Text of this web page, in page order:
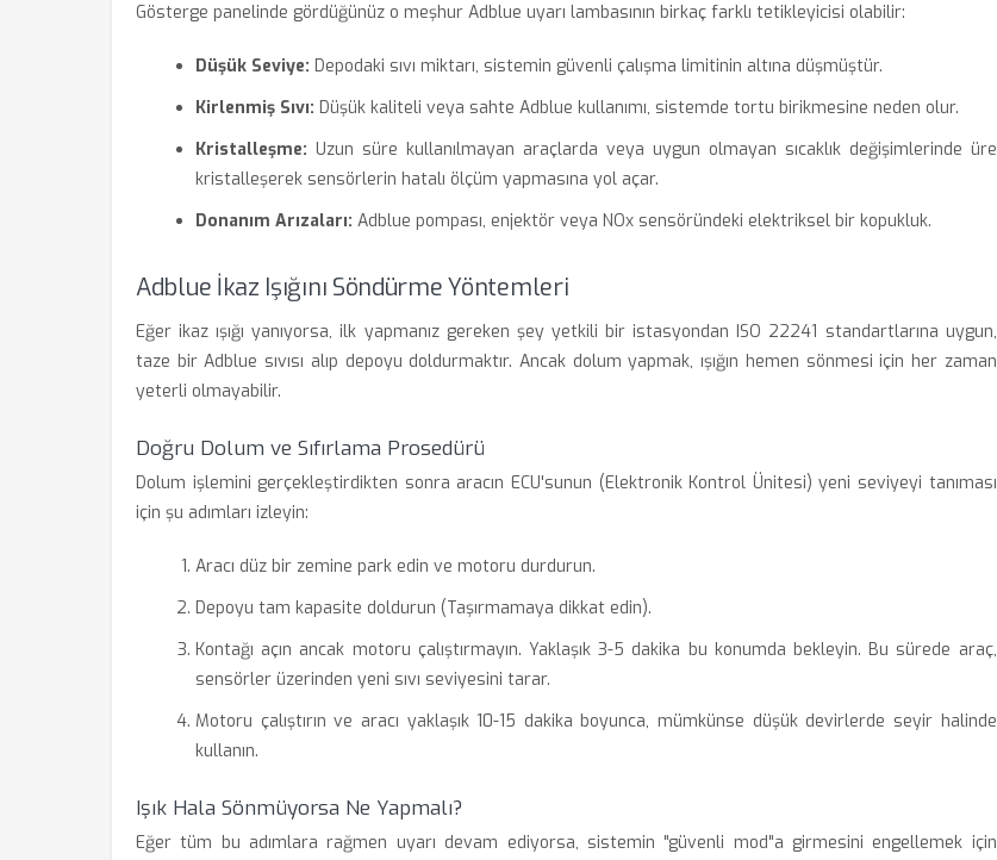
Gösterge panelinde gördüğünüz o meşhur Adblue uyarı lambasının birkaç farklı tetikleyicisi olabilir:
Düşük Seviye: Depodaki sıvı miktarı, sistemin güvenli çalışma limitinin altına düşmüştür.
Kirlenmiş Sıvı: Düşük kaliteli veya sahte Adblue kullanımı, sistemde tortu birikmesine neden olur.
Kristalleşme: Uzun süre kullanılmayan araçlarda veya uygun olmayan sıcaklık değişimlerinde üre
kristalleşerek sensörlerin hatalı ölçüm yapmasına yol açar.
Donanım Arızaları: Adblue pompası, enjektör veya NOx sensöründeki elektriksel bir kopukluk.
Adblue İkaz Işığını Söndürme Yöntemleri
Eğer ikaz ışığı yanıyorsa, ilk yapmanız gereken şey yetkili bir istasyondan ISO 22241 standartlarına uygun,
taze bir Adblue sıvısı alıp depoyu doldurmaktır. Ancak dolum yapmak, ışığın hemen sönmesi için her zaman
yeterli olmayabilir.
Doğru Dolum ve Sıfırlama Prosedürü
Dolum işlemini gerçekleştirdikten sonra aracın ECU'sunun (Elektronik Kontrol Ünitesi) yeni seviyeyi tanıması
için şu adımları izleyin:
Aracı düz bir zemine park edin ve motoru durdurun.
Depoyu tam kapasite doldurun (Taşırmamaya dikkat edin).
Kontağı açın ancak motoru çalıştırmayın. Yaklaşık 3-5 dakika bu konumda bekleyin. Bu sürede araç,
sensörler üzerinden yeni sıvı seviyesini tarar.
Motoru çalıştırın ve aracı yaklaşık 10-15 dakika boyunca, mümkünse düşük devirlerde seyir halinde
kullanın.
Işık Hala Sönmüyorsa Ne Yapmalı?
Eğer tüm bu adımlara rağmen uyarı devam ediyorsa, sistemin "güvenli mod"a girmesini engellemek için